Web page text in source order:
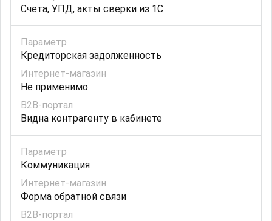
Счета, УПД, акты сверки из 1С
Кредиторская задолженность
Не применимо
Видна контрагенту в кабинете
Коммуникация
Форма обратной связи